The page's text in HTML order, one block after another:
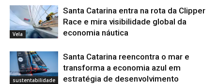
Vela
Santa Catarina entra na rota da Clipper
Race e mira visibilidade global da
economia náutica
sustentabilidade
Santa Catarina reencontra o mar e
transforma a economia azul em
estratégia de desenvolvimento